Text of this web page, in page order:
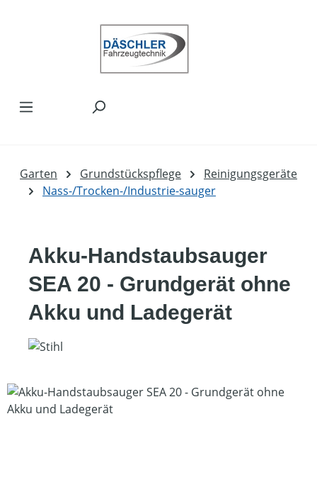
Garten Grundstückspflege
Reinigungsgeräte
Nass-/Trocken-/Industrie-sauger
Akku-Handstaubsauger
SEA 20 - Grundgerät ohne
Akku und Ladegerät
Bildergalerie überspringen